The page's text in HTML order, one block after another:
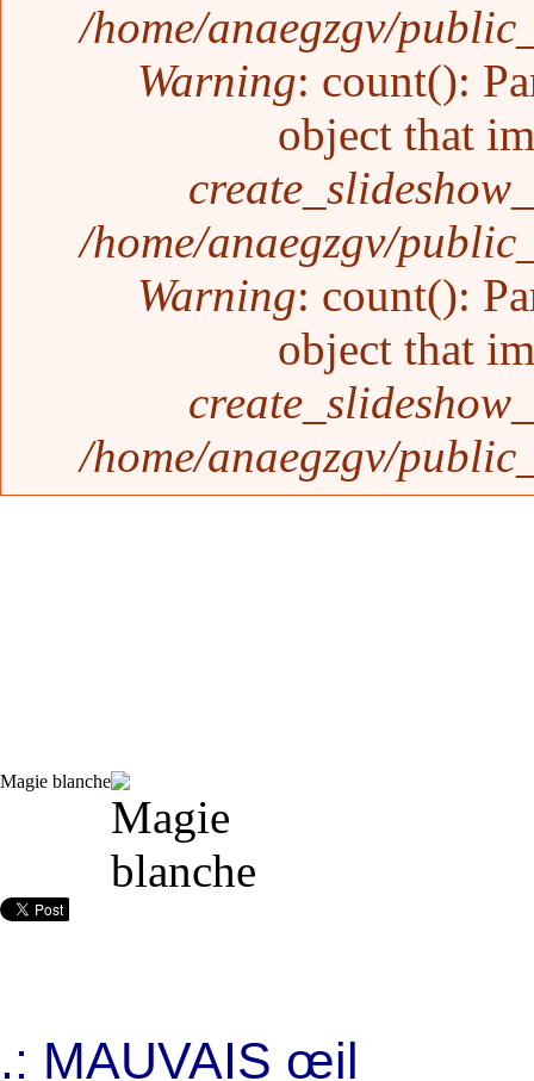
/home/anaegzgv/
Warning: count():
object that
/home/anaegzgv/
Warning: count():
object that
/home/anaegzgv/
Magie blanche
.: MAUVAIS œil